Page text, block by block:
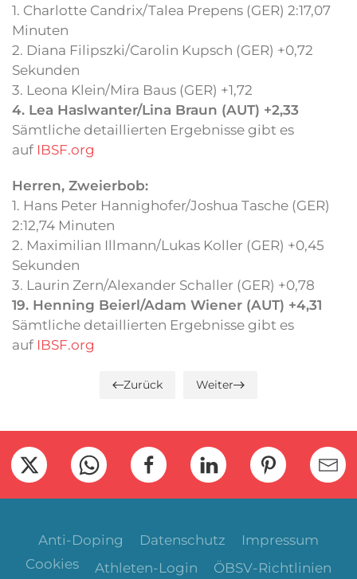
1. Charlotte Candrix/Talea Prepens (GER) 2:17,07
Minuten
2. Diana Filipszki/Carolin Kupsch (GER) +0,72
Sekunden
3. Leona Klein/Mira Baus (GER) +1,72
4. Lea Haslwanter/Lina Braun (AUT) +2,33
Sämtliche detaillierten Ergebnisse gibt es
auf IBSF.org
Herren, Zweierbob:
1. Hans Peter Hannighofer/Joshua Tasche (GER)
2:12,74 Minuten
2. Maximilian Illmann/Lukas Koller (GER) +0,45
Sekunden
3. Laurin Zern/Alexander Schaller (GER) +0,78
19. Henning Beierl/Adam Wiener (AUT) +4,31
Sämtliche detaillierten Ergebnisse gibt es
auf IBSF.org
Zurück Weiter
Anti-Doping Datenschutz
Impressum
Cookies
Athleten-Login ÖBSV-Richtlinien